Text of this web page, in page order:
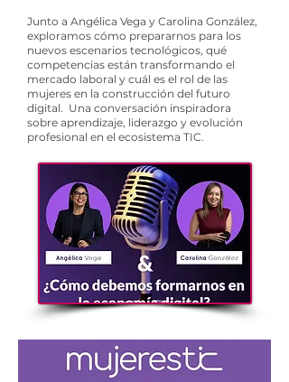
Junto a Angélica Vega y Carolina González,
exploramos cómo prepararnos para los
nuevos escenarios tecnológicos, qué
competencias están transformando el
mercado laboral y cuál es el rol de las
mujeres en la construcción del futuro
digital. Una conversación inspiradora
sobre aprendizaje, liderazgo y evolución
profesional en el ecosistema TIC.